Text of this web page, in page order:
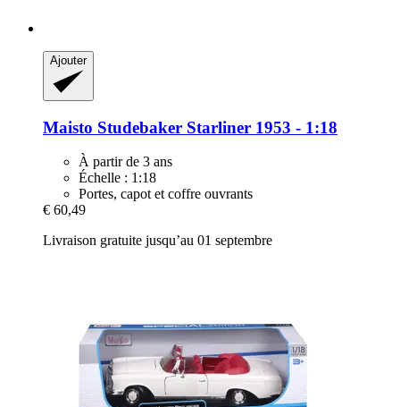
Ajouter
Maisto Studebaker Starliner 1953 -​ 1:18
À partir de 3 ans
Échelle : 1:18
Portes, capot et coffre ouvrants
€ 60,49
Livraison gratuite jusqu’au 01 septembre